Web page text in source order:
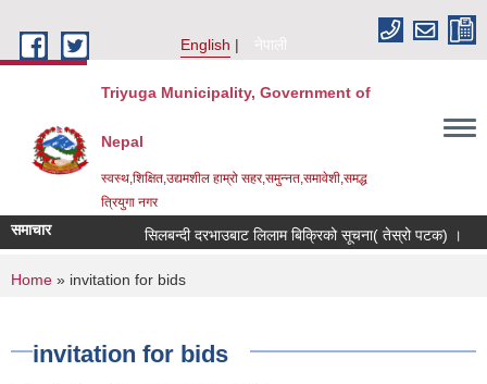
English
नेपाली
Triyuga Municipality, Government of
Nepal
स्वस्थ,शिक्षित,उद्यमशील हाम्रो सहर,समुन्नत,समावेशी,समद्ध
त्रियुगा नगर
समाचार सिलबन्दी दरभाउबाट लिलाम बिक्रिको सूचना( तेस्रो पटक) ।
You are here
Home » invitation for bids
invitation for bids